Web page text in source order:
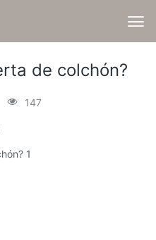
de colchón?
147